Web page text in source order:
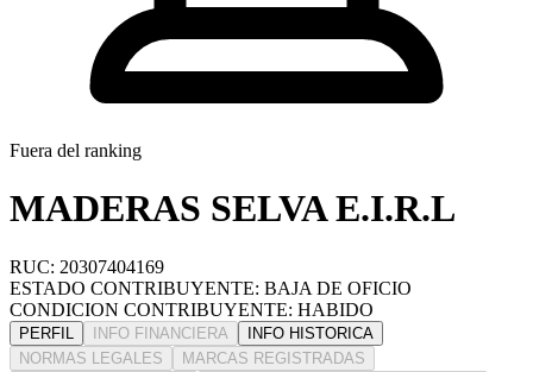
Fuera del ranking
MADERAS SELVA E.I.R.L
RUC: 20307404169
ESTADO CONTRIBUYENTE: BAJA DE OFICIO
CONDICION CONTRIBUYENTE: HABIDO
PERFIL INFO FINANCIERA
INFO HISTORICA
NORMAS LEGALES
MARCAS REGISTRADAS